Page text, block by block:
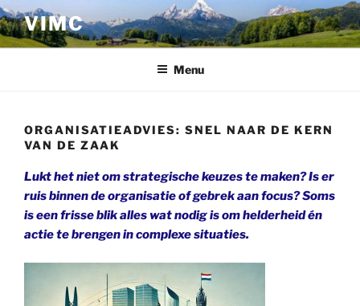
Ga
naar
de
VIMC
Menu
ORGANISATIEADVIES: SNEL NAAR DE KERN
VAN DE ZAAK
Lukt het niet om strategische keuzes te maken? Is er
ruis binnen de organisatie of gebrek aan focus? Soms
is een frisse blik alles wat nodig is om helderheid én
actie te brengen in complexe situaties.